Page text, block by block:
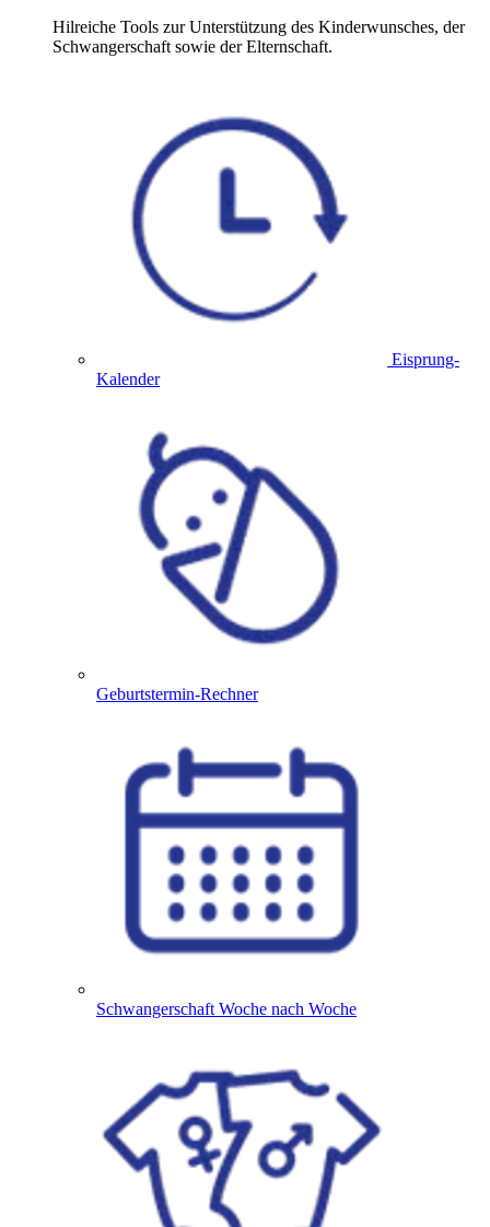
Hilreiche Tools zur Unterstützung des Kinderwunsches, der
Schwangerschaft sowie der Elternschaft.
Eisprung-
Kalender
Geburtstermin-Rechner
Schwangerschaft Woche nach Woche